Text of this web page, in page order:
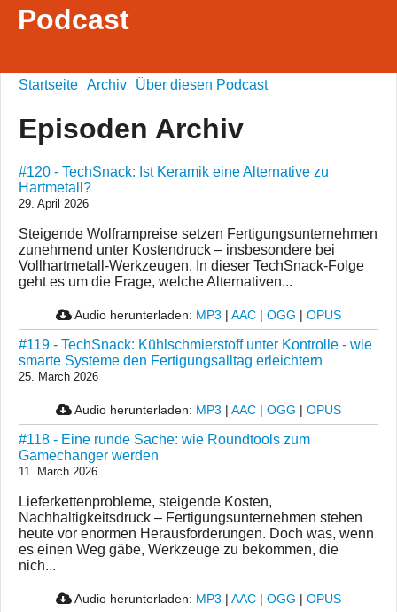
Podcast
Startseite Archiv Über diesen Podcast
Episoden Archiv
#120 - TechSnack: Ist Keramik eine Alternative zu
Hartmetall?
29. April 2026
Steigende Wolframpreise setzen Fertigungsunternehmen
zunehmend unter Kostendruck – insbesondere bei
Vollhartmetall-Werkzeugen. In dieser TechSnack-Folge
geht es um die Frage, welche Alternativen...
Audio herunterladen: MP3 | AAC | OGG | OPUS
#119 - TechSnack: Kühlschmierstoff unter Kontrolle - wie
smarte Systeme den Fertigungsalltag erleichtern
25. March 2026
Audio herunterladen: MP3 | AAC | OGG | OPUS
#118 - Eine runde Sache: wie Roundtools zum
Gamechanger werden
11. March 2026
Lieferkettenprobleme, steigende Kosten,
Nachhaltigkeitsdruck – Fertigungsunternehmen stehen
heute vor enormen Herausforderungen. Doch was, wenn
es einen Weg gäbe, Werkzeuge zu bekommen, die
nich...
Audio herunterladen: MP3 | AAC | OGG | OPUS